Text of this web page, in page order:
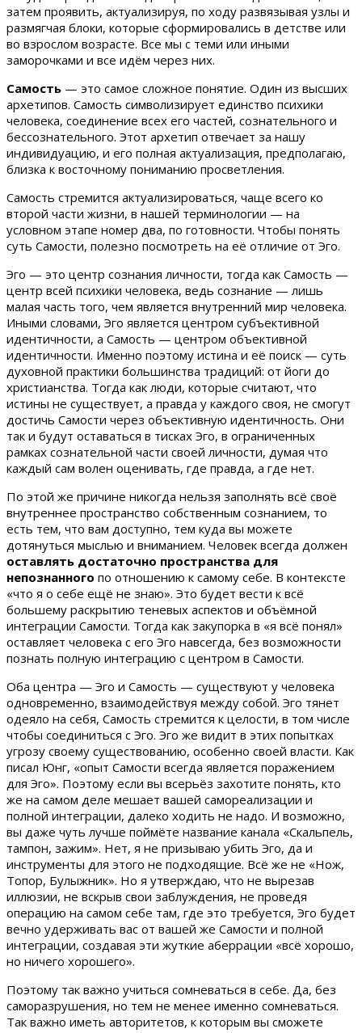
затем проявить, актуализируя, по ходу развязывая узлы и
размягчая блоки, которые сформировались в детстве или
во взрослом возрасте. Все мы с теми или иными
заморочками и все идём через них.
Самость — это самое сложное понятие. Один из высших
архетипов. Самость символизирует единство психики
человека, соединение всех его частей, сознательного и
бессознательного. Этот архетип отвечает за нашу
индивидуацию, и его полная актуализация, предполагаю,
близка к восточному пониманию просветления.
Самость стремится актуализироваться, чаще всего ко
второй части жизни, в нашей терминологии — на
условном этапе номер два, по готовности. Чтобы понять
суть Самости, полезно посмотреть на её отличие от Эго.
Эго — это центр сознания личности, тогда как Самость —
центр всей психики человека, ведь сознание — лишь
малая часть того, чем является внутренний мир человека.
Иными словами, Эго является центром субъективной
идентичности, а Самость — центром объективной
идентичности. Именно поэтому истина и её поиск — суть
духовной практики большинства традиций: от йоги до
христианства. Тогда как люди, которые считают, что
истины не существует, а правда у каждого своя, не смогут
достичь Самости через объективную идентичность. Они
так и будут оставаться в тисках Эго, в ограниченных
рамках сознательной части своей личности, думая что
каждый сам волен оценивать, где правда, а где нет.
По этой же причине никогда нельзя заполнять всё своё
внутреннее пространство собственным сознанием, то
есть тем, что вам доступно, тем куда вы можете
дотянуться мыслью и вниманием. Человек всегда должен
оставлять достаточно пространства для
непознанного по отношению к самому себе. В контексте
«что я о себе ещё не знаю». Это будет вести к всё
большему раскрытию теневых аспектов и объёмной
интеграции Самости. Тогда как закупорка в «я всё понял»
оставляет человека с его Эго навсегда, без возможности
познать полную интеграцию с центром в Самости.
Оба центра — Эго и Самость — существуют у человека
одновременно, взаимодействуя между собой. Эго тянет
одеяло на себя, Самость стремится к целости, в том числе
чтобы соединиться с Эго. Эго же видит в этих попытках
угрозу своему существованию, особенно своей власти. Как
писал Юнг, «опыт Самости всегда является поражением
для Эго». Поэтому если вы всерьёз захотите понять, кто
же на самом деле мешает вашей самореализации и
полной интеграции, далеко ходить не надо. И возможно,
вы даже чуть лучше поймёте название канала «Скальпель,
тампон, зажим». Нет, я не призываю убить Эго, да и
инструменты для этого не подходящие. Всё же не «Нож,
Топор, Булыжник». Но я утверждаю, что не вырезав
иллюзии, не вскрыв свои заблуждения, не проведя
операцию на самом себе там, где это требуется, Эго будет
вечно удерживать вас от вашей же Самости и полной
интеграции, создавая эти жуткие аберрации «всё хорошо,
но ничего хорошего».
Поэтому так важно учиться сомневаться в себе. Да, без
саморазрушения, но тем не менее именно сомневаться.
Так важно иметь авторитетов, к которым вы сможете